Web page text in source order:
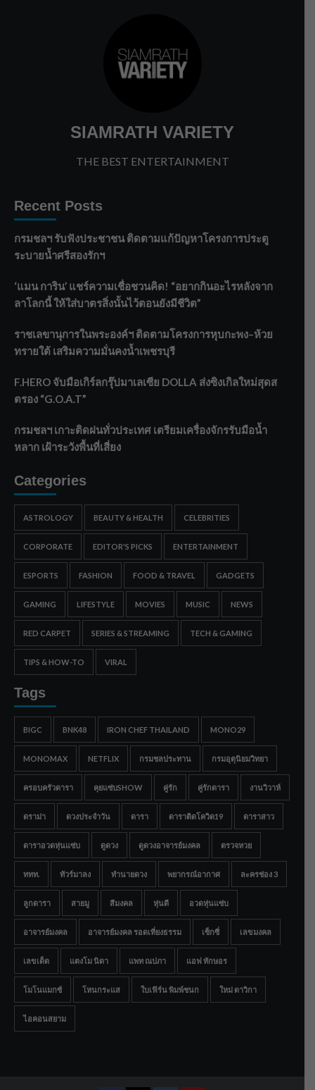
SIAMRATH VARIETY
THE BEST ENTERTAINMENT
Recent Posts
กรมชลฯ รับฟังประชาชน ติดตามแก้ปัญหาโครงการประตู
ระบายน้ำศรีสองรักฯ
‘แมน การิน’ แชร์ความเชื่อชวนคิด! “อยากกินอะไรหลังจาก
ลาโลกนี้ ให้ใส่บาตรสิ่งนั้นไว้ตอนยังมีชีวิต”
ราชเลขานุการในพระองค์ฯ ติดตามโครงการหุบกะพง–ห้วย
ทรายใต้ เสริมความมั่นคงน้ำเพชรบุรี
F.HERO จับมือเกิร์ลกรุ๊ปมาเลเซีย DOLLA ส่งซิงเกิลใหม่สุดส
ตรอง “G.O.A.T”
กรมชลฯ เกาะติดฝนทั่วประเทศ เตรียมเครื่องจักรรับมือน้ำ
หลาก เฝ้าระวังพื้นที่เสี่ยง
Categories
ASTROLOGY BEAUTY & HEALTH CELEBRITIES
CORPORATE EDITOR'S PICKS ENTERTAINMENT
ESPORTS FASHION FOOD & TRAVEL GADGETS
GAMING LIFESTYLE MOVIES MUSIC NEWS
RED CARPET SERIES & STREAMING TECH & GAMING
TIPS & HOW-TO VIRAL
Tags
BIGC BNK48 IRON CHEF THAILAND MONO29
MONOMAX NETFLIX กรมชลประทาน กรมอุตุนิยมวิทยา
ครอบครัวดารา คุยแซ่บSHOW คู่รัก คู่รักดารา งานวิวาห์
ดราม่า ดวงประจำวัน ดารา ดาราติดโควิด19 ดาราสาว
ดาราอวดหุ่นแซ่บ ดูดวง ดูดวงอาจารย์มงคล ตรวจหวย
ททท. ทัวร์มาลง ทำนายดวง พยากรณ์อากาศ ละครช่อง 3
ลูกดารา สายมู สีมงคล หุ่นดี อวดหุ่นแซ่บ
อาจารย์มงคล อาจารย์มงคล รอดเที่ยงธรรม เซ็กซี่ เลขมงคล
เลขเด็ด แตงโม นิดา แพท ณปภา แอฟ ทักษอร
โมโนแมกซ์ โหนกระแส ใบเฟิร์น พิมพ์ชนก ใหม่ ดาวิกา
ไอคอนสยาม